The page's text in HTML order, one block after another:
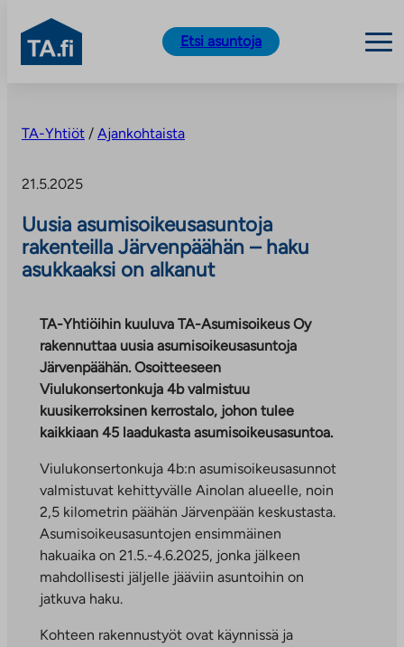
TA.fi
Etsi asuntoja
TA-Yhtiöt / Ajankohtaista
21.5.2025
Uusia asumisoikeusasuntoja
rakenteilla Järvenpäähän – haku
asukkaaksi on alkanut
TA-Yhtiöihin kuuluva TA-Asumisoikeus Oy
rakennuttaa uusia asumisoikeusasuntoja
Järvenpäähän. Osoitteeseen
Viulukonsertonkuja 4b valmistuu
kuusikerroksinen kerrostalo, johon tulee
kaikkiaan 45 laadukasta asumisoikeusasuntoa.
Viulukonsertonkuja 4b:n asumisoikeusasunnot
valmistuvat kehittyvälle Ainolan alueelle, noin
2,5 kilometrin päähän Järvenpään keskustasta.
Asumisoikeusasuntojen ensimmäinen
hakuaika on 21.5.-4.6.2025, jonka jälkeen
mahdollisesti jäljelle jääviin asuntoihin on
jatkuva haku.
Kohteen rakennustyöt ovat käynnissä ja